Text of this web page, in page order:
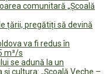
comunitară „Școală
țării, pregătiți să devină
va fi redus în
m³/s
se adună la un
cultura: „Școală Veche –